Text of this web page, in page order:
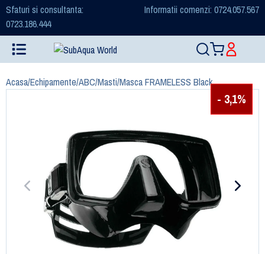
Sfaturi si consultanta:
0723.186.444
Informatii comenzi: 0724.057.567
Acasa/Echipamente/ABC/Masti/Masca FRAMELESS Black
- 3,1%